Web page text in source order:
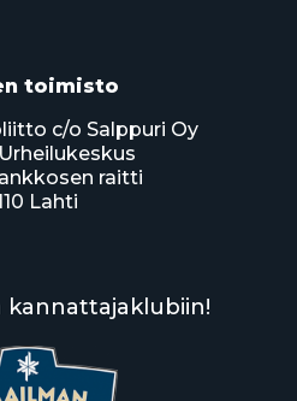
toimisto
c/o Salppuri Oy
raitti
Lahti
kannattajaklubiin!